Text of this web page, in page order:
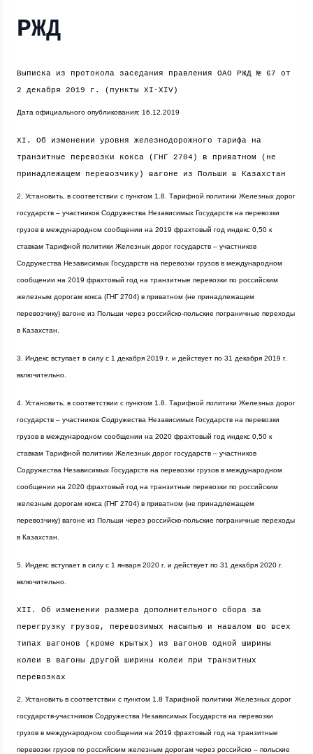
РЖД
Выписка из протокола заседания правления ОАО РЖД № 67 от
2 декабря 2019 г . (пункты XI-XIV)
Дата официального опубликования: 16.12.2019
XI. Об изменении уровня железнодорожного тарифа на
транзитные перевозки кокса (ГНГ 2704) в приватном (не
принадлежащем перевозчику) вагоне из Польши в Казахстан
2. Установить, в соответствии с пунктом 1.8. Тарифной политики Железных дорог
государств – участников Содружества Независимых Государств на перевозки
грузов в международном сообщении на 2019 фрахтовый год индекс 0,50 к
ставкам Тарифной политики Железных дорог государств – участников
Содружества Независимых Государств на перевозки грузов в международном
сообщении на 2019 фрахтовый год на транзитные перевозки по российским
железным дорогам кокса (ГНГ 2704) в приватном (не принадлежащем
перевозчику) вагоне из Польши через российско-польские пограничные переходы
в Казахстан.
3. Индекс вступает в силу с 1 декабря 2019 г. и действует по 31 декабря 2019 г.
включительно.
4. Установить, в соответствии с пунктом 1.8. Тарифной политики Железных дорог
государств – участников Содружества Независимых Государств на перевозки
грузов в международном сообщении на 2020 фрахтовый год индекс 0,50 к
ставкам Тарифной политики Железных дорог государств – участников
Содружества Независимых Государств на перевозки грузов в международном
сообщении на 2020 фрахтовый год на транзитные перевозки по российским
железным дорогам кокса (ГНГ 2704) в приватном (не принадлежащем
перевозчику) вагоне из Польши через российско-польские пограничные переходы
в Казахстан.
5. Индекс вступает в силу с 1 января 2020 г. и действует по 31 декабря 2020 г.
включительно.
XII. Об изменении размера дополнительного сбора за
перегрузку грузов, перевозимых насыпью и навалом во всех
типах вагонов (кроме крытых) из вагонов одной ширины
колеи в вагоны другой ширины колеи при транзитных
перевозках
2. Установить в соответствии с пунктом 1.8 Тарифной политики Железных дорог
государств-участников Содружества Независимых Государств на перевозки
грузов в международном сообщении на 2019 фрахтовый год на транзитные
перевозки грузов по российским железным дорогам через российско – польские